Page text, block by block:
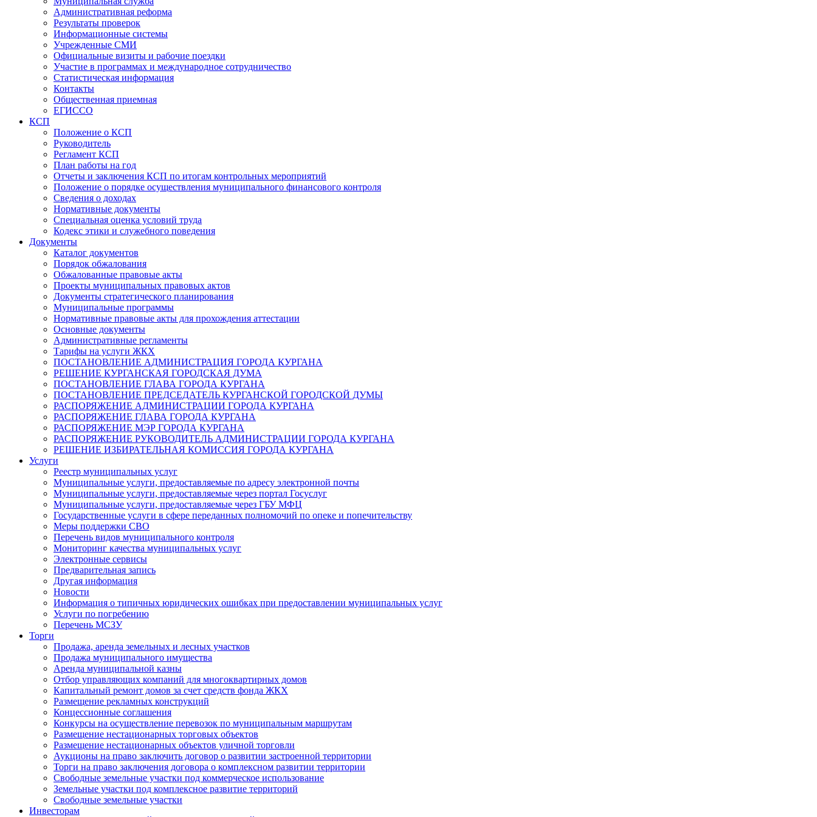
Административная реформа
Результаты проверок
Информационные системы
Учрежденные СМИ
Официальные визиты и рабочие поездки
Участие в программах и международное сотрудничество
Статистическая информация
Контакты
Общественная приемная
ЕГИССО
КСП
Положение о КСП
Руководитель
Регламент КСП
План работы на год
Отчеты и заключения КСП по итогам контрольных мероприятий
Положение о порядке осуществления муниципального финансового контроля
Сведения о доходах
Нормативные документы
Специальная оценка условий труда
Кодекс этики и служебного поведения
Документы
Каталог документов
Порядок обжалования
Обжалованные правовые акты
Проекты муниципальных правовых актов
Документы стратегического планирования
Муниципальные программы
Нормативные правовые акты для прохождения аттестации
Основные документы
Административные регламенты
Тарифы на услуги ЖКХ
ПОСТАНОВЛЕНИЕ АДМИНИСТРАЦИЯ ГОРОДА КУРГАНА
РЕШЕНИЕ КУРГАНСКАЯ ГОРОДСКАЯ ДУМА
ПОСТАНОВЛЕНИЕ ГЛАВА ГОРОДА КУРГАНА
ПОСТАНОВЛЕНИЕ ПРЕДСЕДАТЕЛЬ КУРГАНСКОЙ ГОРОДСКОЙ ДУМЫ
РАСПОРЯЖЕНИЕ АДМИНИСТРАЦИИ ГОРОДА КУРГАНА
РАСПОРЯЖЕНИЕ ГЛАВА ГОРОДА КУРГАНА
РАСПОРЯЖЕНИЕ МЭР ГОРОДА КУРГАНА
РАСПОРЯЖЕНИЕ РУКОВОДИТЕЛЬ АДМИНИСТРАЦИИ ГОРОДА КУРГАНА
РЕШЕНИЕ ИЗБИРАТЕЛЬНАЯ КОМИССИЯ ГОРОДА КУРГАНА
Услуги
Реестр муниципальных услуг
Муниципальные услуги, предоставляемые по адресу электронной почты
Муниципальные услуги, предоставляемые через портал Госуслуг
Муниципальные услуги, предоставляемые через ГБУ МФЦ
Государственные услуги в сфере переданных полномочий по опеке и попечительству
Меры поддержки СВО
Перечень видов муниципального контроля
Мониторинг качества муниципальных услуг
Электронные сервисы
Предварительная запись
Другая информация
Новости
Информация о типичных юридических ошибках при предоставлении муниципальных услуг
Услуги по погребению
Перечень МСЗУ
Торги
Продажа, аренда земельных и лесных участков
Продажа муниципального имущества
Аренда муниципальной казны
Отбор управляющих компаний для многоквартирных домов
Капитальный ремонт домов за счет средств фонда ЖКХ
Размещение рекламных конструкций
Концессионные соглашения
Конкурсы на осуществление перевозок по муниципальным маршрутам
Размещение нестационарных торговых объектов
Размещение нестационарных объектов уличной торговли
Аукционы на право заключить договор о развитии застроенной территории
Торги на право заключения договора о комплексном развитии территории
Свободные земельные участки под коммерческое использование
Земельные участки под комплексное развитие территорий
Свободные земельные участки
Инвесторам